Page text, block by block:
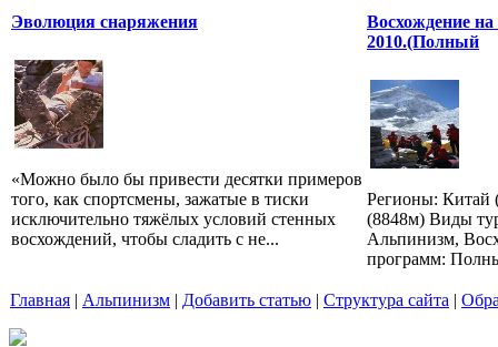
Эволюция снаряжения
«Можно было бы привести десятки примеров
того, как спортсмены, зажатые в тиски
исключительно тяжёлых условий стенных
восхождений, чтобы сладить с не...
Восхождение
2010.(Полный
Регионы: Китай
(8848м) Виды
Альпинизм,
программ:
Главная | Альпинизм | Добавить статью | Структура сайта |